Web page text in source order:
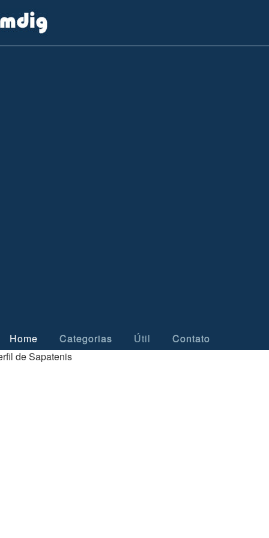
Home Categorias Útil
Contato
de Sapatenis